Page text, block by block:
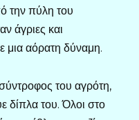
την πύλη του
άγριες και
μια αόρατη δύναμη.
του αγρότη,
δίπλα του. Όλοι στο